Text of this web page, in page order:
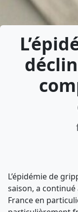
L’épidémie de
saison, a
France en